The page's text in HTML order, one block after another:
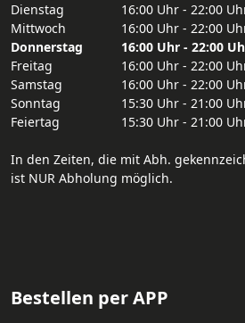
Dienstag
16:00 Uhr - 22:00
Mittwoch
16:00 Uhr - 22:00
Donnerstag
16:00 Uhr - 22:00
Freitag
16:00 Uhr - 22:00
Samstag
16:00 Uhr - 22:00
Sonntag
15:30 Uhr - 21:00
Feiertag
15:30 Uhr - 21:00
In den Zeiten, die mit Abh.
ist NUR Abholung möglich.
Bestellen per APP